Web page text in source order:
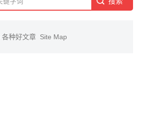
各种好文章 Site Map